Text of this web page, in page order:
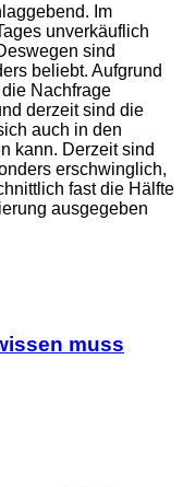
Im
unverkäuflich
sind
beliebt. Aufgrund
Nachfrage
derzeit sind die
auch in den
kann. Derzeit sind
erschwinglich,
fast die Hälfte
ausgegeben
muss